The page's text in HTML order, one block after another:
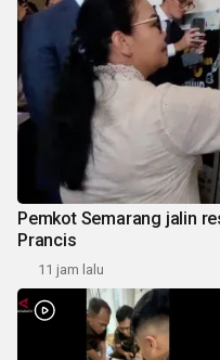
Pemkot Semarang jalin
Prancis
11 jam lalu